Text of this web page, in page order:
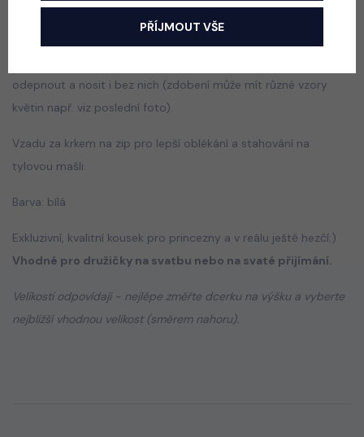
sukní (sukně drží krásný nadýchaný tvar jako na obrázku),
odepnout a nosit i bez nich (zdobení může mít různé vzory
květin např. viz poslední foto).
Vzadu za krkem na zip pro lepší oblékání a stahování na
tylovou mašli.
Barva: bílá
Exkluzivní, kvalitní kousek pro princezny a v reálu ještě hezčí:)
Vhodné pro družičky na svatbu nebo na svaté přijímání.
Velikosti odpovídají - nejlépe změřte dcerku na výšku a vyberte
nejbližší vhodnou velikost (směrem nahoru).
PŘÍJMOUT VŠE